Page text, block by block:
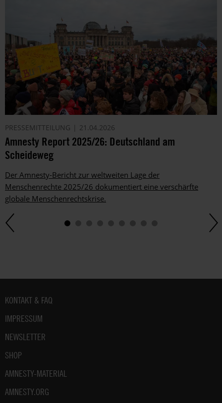
PRESSEMITTEILUNG 21.04.2026
Amnesty Report 2025/26: Deutschland am
Scheideweg
Der Amnesty-Bericht zur weltweiten Lage der
Menschenrechte 2025/26 dokumentiert eine verschärfte
globale Menschenrechtskrise.
Fußbereich
KONTAKT & FAQ
IMPRESSUM
NEWSLETTER
SHOP
AMNESTY-MATERIAL
AMNESTY.ORG